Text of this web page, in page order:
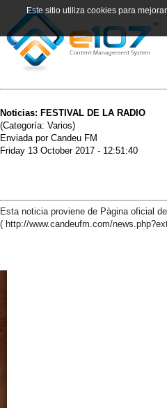
Noticias: FESTIVAL DE LA RADIO
(Categoría: Varios)
Enviada por Candeu FM
Friday 13 October 2017 - 12:51:40
Esta noticia proviene de Pàgina oficial
( http://www.candeufm.com/
Este sitio utiliza cookies para